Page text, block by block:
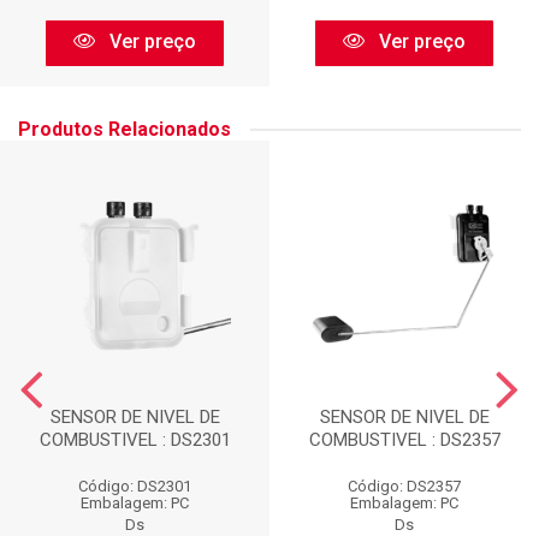
Ver preço Ver preço
Produtos Relacionados
SENSOR DE NIVEL DE
COMBUSTIVEL : DS2301
Código: DS2301
Embalagem: PC
Ds
SENSOR DE NIVEL DE
COMBUSTIVEL : DS2357
Código: DS2357
Embalagem: PC
Ds